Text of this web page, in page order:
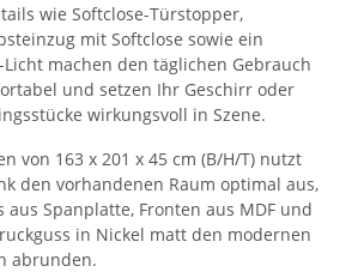
wie Softclose-Türstopper,
mit Softclose sowie ein
Licht machen den täglichen Gebrauch
und setzen Ihr Geschirr oder
wirkungsvoll in Szene.
von 163 x 201 x 45 cm (B/H/T) nutzt
den vorhandenen Raum optimal aus,
Spanplatte, Fronten aus MDF und
in Nickel matt den modernen
abrunden.